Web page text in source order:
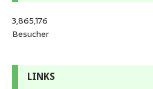
3,865,176
Besucher
LINKS